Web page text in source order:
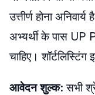
उत्तीर्ण होना
अभ्यर्थी के पास UP
चाहिए।
​आवेदन शुल्क: ​सभी